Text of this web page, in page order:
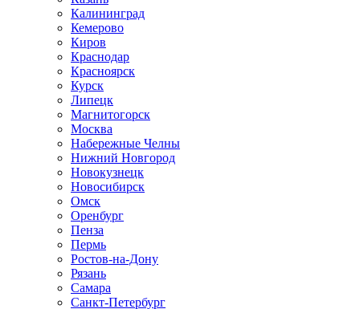
Калининград
Кемерово
Киров
Краснодар
Красноярск
Курск
Липецк
Магнитогорск
Москва
Набережные Челны
Нижний Новгород
Новокузнецк
Новосибирск
Омск
Оренбург
Пенза
Пермь
Ростов-на-Дону
Рязань
Самара
Санкт-Петербург